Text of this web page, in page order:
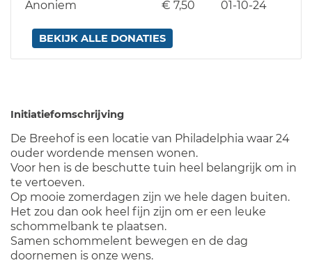
Anoniem € 7,50 01-10-24
BEKIJK ALLE DONATIES
Initiatiefomschrijving
De Breehof is een locatie van Philadelphia waar 24
ouder wordende mensen wonen.
Voor hen is de beschutte tuin heel belangrijk om in
te vertoeven.
Op mooie zomerdagen zijn we hele dagen buiten.
Het zou dan ook heel fijn zijn om er een leuke
schommelbank te plaatsen.
Samen schommelent bewegen en de dag
doornemen is onze wens.